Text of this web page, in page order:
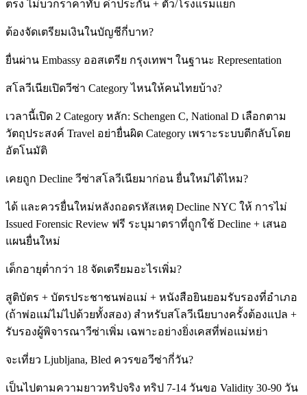
ตรง ไม่บวกราคาทับ ค่าประกัน + ตั๋ว/โรงแรมแยก
ต้องจัดเตรียมเงินในบัญชีกี่บาท?
ยื่นผ่าน Embassy ออสเตรีย กรุงเทพฯ ในฐานะ Representation
สโลวีเนียเปิดวีซ่า Category ไหนให้คนไทยบ้าง?
เวลานี้เปิด 2 Category หลัก: Schengen C, National D เลือกตาม
วัตถุประสงค์ Travel อย่ายื่นผิด Category เพราะระบบตีกลับโดย
อัตโนมัติ
เคยถูก Decline วีซ่าสโลวีเนียมาก่อน ยื่นใหม่ได้ไหม?
ได้ และควรยื่นใหม่หลังถอดรหัสเหตุ Decline NYC ให้ การไม่
Issued Forensic Review ฟรี ระบุมาตราที่ถูกใช้ Decline + เสนอ
แผนยื่นใหม่
เด็กอายุต่ำกว่า 18 จัดเตรียมอะไรเพิ่ม?
สูติบัตร + บัตรประชาชนพ่อแม่ + หนังสือยินยอมรับรองที่อำเภอ
(ถ้าพ่อแม่ไม่ไปด้วยทั้งสอง) สำหรับสโลวีเนียบางครั้งต้องแปล +
รับรองผู้พิจารณาวีซ่าเพิ่ม เฉพาะอย่างยิ่งเคสที่พ่อแม่หย่า
จะเที่ยว Ljubljana, Bled ควรขอวีซ่ากี่วัน?
เป็นไปตามความยาวทริปจริง ทริป 7-14 วันขอ Validity 30-90 วัน